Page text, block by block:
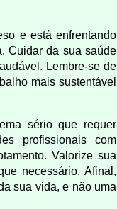
e está enfrentando
Cuidar da sua saúde
Lembre-se de
mais sustentável
sério que requer
profissionais com
Valorize sua
necessário. Afinal,
sua vida, e não uma